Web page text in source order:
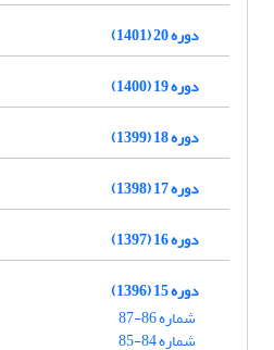
دوره 20 (1401)
دوره 19 (1400)
دوره 18 (1399)
دوره 17 (1398)
دوره 16 (1397)
دوره 15 (1396)
شماره 86-87
شماره 84-85